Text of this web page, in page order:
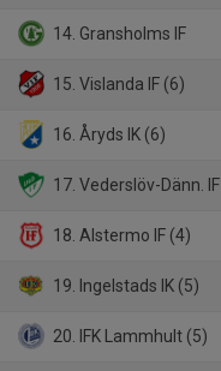
14. Gransholms IF
15. Vislanda IF (6)
16. Åryds IK (6)
17. Vederslöv-Dänn. IF (5)
18. Alstermo IF (4)
19. Ingelstads IK (5)
20. IFK Lammhult (5)